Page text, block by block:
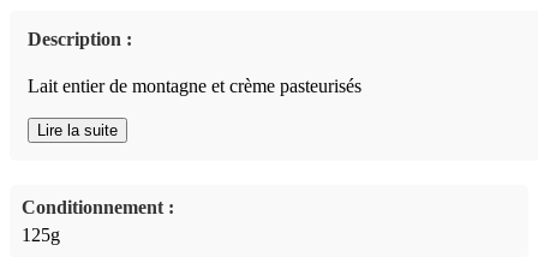
Description :
Lait entier de montagne et crème pasteurisés
Lire la suite
Conditionnement :
125g